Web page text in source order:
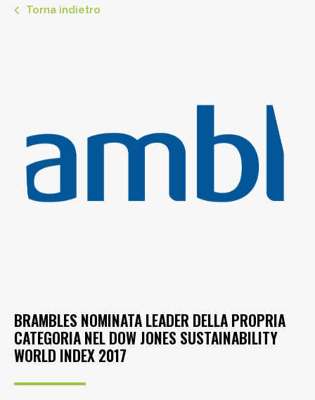
Torna indietro
BRAMBLES NOMINATA LEADER DELLA PROPRIA
CATEGORIA NEL DOW JONES SUSTAINABILITY
WORLD INDEX 2017